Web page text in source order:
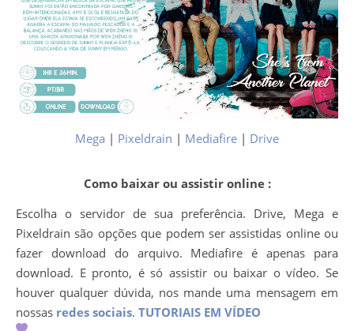
Mega | Pixeldrain | Mediafire | Drive
Como baixar ou assistir online :
Escolha o servidor de sua preferência. Drive, Mega e
Pixeldrain são opções que podem ser assistidas online ou
fazer download do arquivo. Mediafire é apenas para
download. E pronto, é só assistir ou baixar o vídeo. Se
houver qualquer dúvida, nos mande uma mensagem em
nossas redes sociais. TUTORIAIS EM VÍDEO